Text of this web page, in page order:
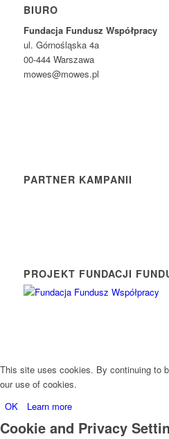
BIURO
Fundacja Fundusz Współpracy
ul. Górnośląska 4a
00-444 Warszawa
mowes@mowes.pl
PARTNER KAMPANII
PROJEKT FUNDACJI
This site uses cookies. By continuing to
our use of cookies.
OK
Learn more
Cookie and Privacy